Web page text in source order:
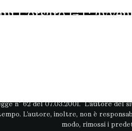
Corsaro GT:
n° 62 del 07.03.2001. L’autore
L’autore, inoltre, non è
modo, rimossi i